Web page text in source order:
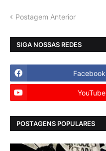
Postagem Anterior
SIGA NOSSAS REDES
Facebook
YouTube
POSTAGENS POPULARES